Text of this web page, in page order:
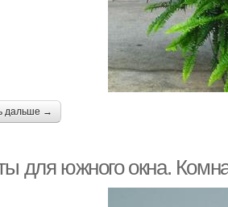
дальше →
для южного окна.